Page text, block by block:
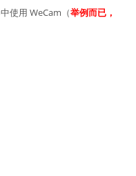
使用 WeCam（举例而已，